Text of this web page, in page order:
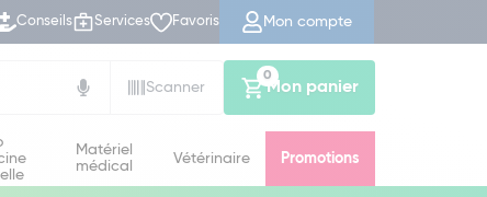
Conseils Services Favoris Mon compte
Scanner
Mon panier
0
Matériel
médical
Vétérinaire Promotions